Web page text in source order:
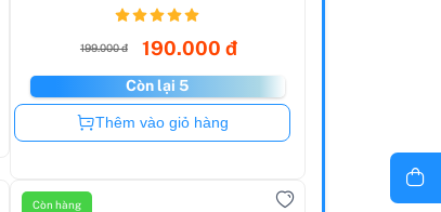
199.000 đ 190.000 đ
Còn lại 5
Còn hàng
Thêm vào giỏ hàng
Còn hàng